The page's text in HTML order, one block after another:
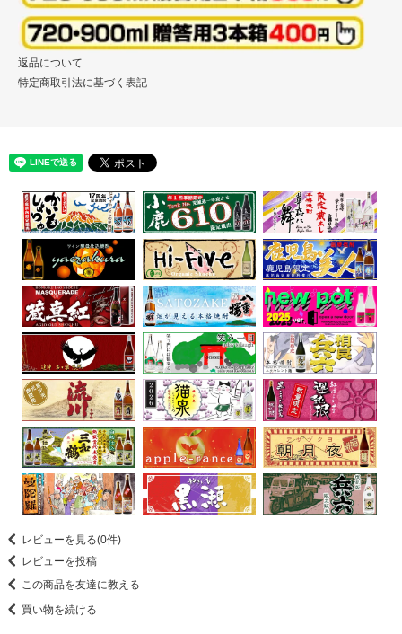
返品について
特定商取引法に基づく表記
レビューを見る(0件)
レビューを投稿
この商品を友達に教える
買い物を続ける